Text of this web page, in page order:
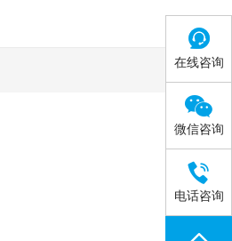
在线咨询

微信咨询

电话咨询